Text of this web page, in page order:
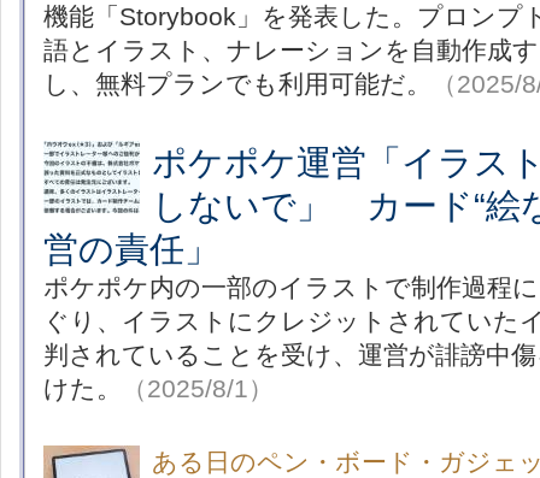
機能「Storybook」を発表した。プロンプ
語とイラスト、ナレーションを自動作成
し、無料プランでも利用可能だ。
（2025/
ポケポケ運営「イラス
しないで」 カード“絵
営の責任」
ポケポケ内の一部のイラストで制作過程
ぐり、イラストにクレジットされていた
判されていることを受け、運営が誹謗中
けた。
（2025/8/1）
ある日のペン・ボード・ガジェ